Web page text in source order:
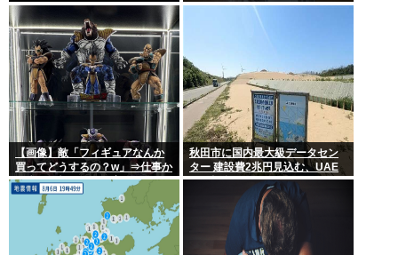
どうするのこれ
【画像】敵「フィギュアなんか
買ってどうするの？w」⇒仕事か
ら疲れて帰ってきて家にこんな
棚があったら疲れが吹き飛ぶだ
秋田市に国内最大級データセン
ター 建設費2兆円見込む、UAE
など投資